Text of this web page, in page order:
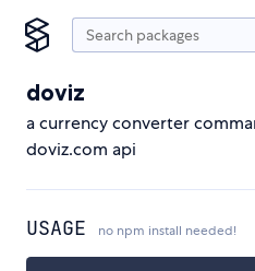
doviz
a currency converter
doviz.com api
USAGE no npm install needed!